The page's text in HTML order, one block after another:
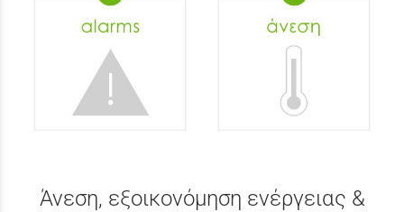
Άνεση, εξοικονόμηση ενέργειας &